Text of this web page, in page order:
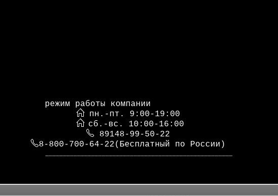
режим работы компании
пн.-пт. 9:00-19:00
сб.-вс. 10:00-16:00
89148-99-50-22
8-800-700-64-22(Бесплатный по России)